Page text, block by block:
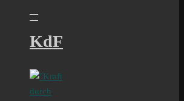
–
KdF